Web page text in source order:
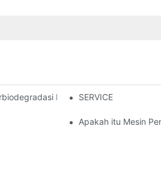
berfungsi dan kelebihan
SERVICE
Apakah itu Mesin